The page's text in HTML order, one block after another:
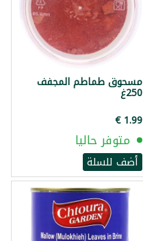
مسحوق طماطم المجفف
250غ
متوفر حاليا
أضف للسلة